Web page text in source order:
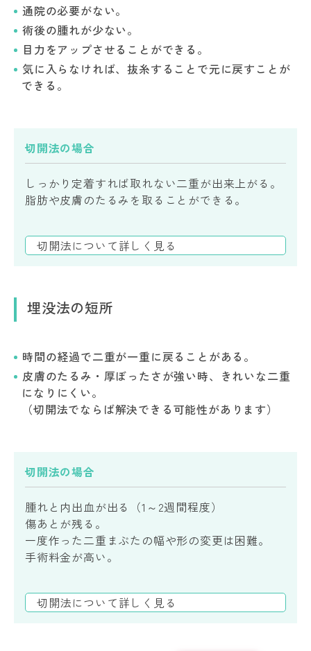
通院の必要がない。
術後の腫れが少ない。
目力をアップさせることができる。
気に入らなければ、抜糸することで元に戻すことが
できる。
切開法の場合
しっかり定着すれば取れない二重が出来上がる。
脂肪や皮膚のたるみを取ることができる。
切開法について詳しく見る
埋没法の短所
時間の経過で二重が一重に戻ることがある。
皮膚のたるみ・厚ぼったさが強い時、きれいな二重
になりにくい。
（切開法でならば解決できる可能性があります）
切開法の場合
腫れと内出血が出る（1～2週間程度）
傷あとが残る。
一度作った二重まぶたの幅や形の変更は困難。
手術料金が高い。
切開法について詳しく見る